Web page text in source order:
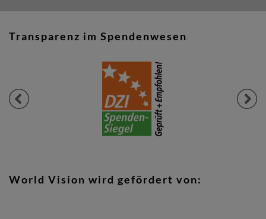
Transparenz im Spendenwesen
Previous Next
World Vision wird gefördert von: